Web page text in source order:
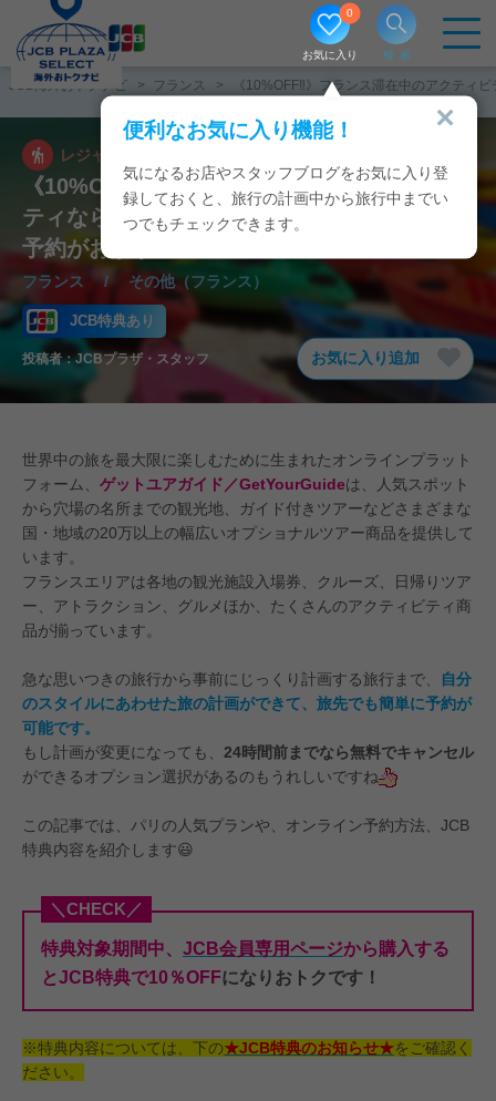
お気に入り
0
便利なお気に入り機能！
気になるお店やスタッフブログをお気に入り登
録しておくと、旅行の計画中から旅行中までい
つでもチェックできます。
検索
JCB海外おトクナビ フランス 《10%OFF‼》フランス滞在中のアクティ
レジャー
《10%OFF‼》フランス滞在中のアクティビ
ティなら「ゲットユアガイド」のオンライン
予約がおすすめ！
フランス / その他（フランス）
JCB特典あり
投稿者：JCBプラザ・スタッフ お気に入り追加
世界中の旅を最大限に楽しむために生まれたオンラインプラット
フォーム、 ゲットユアガイド／GetYourGuideは、人気スポット
から穴場の名所までの観光地、ガイド付きツアーなどさまざまな
国・地域の20万以上の幅広いオプショナルツアー商品を提供して
います。
フランスエリアは各地の観光施設入場券、クルーズ、日帰りツア
ー、アトラクション、グルメほか、たくさんのアクティビティ商
品が揃っています。
急な思いつきの旅行から事前にじっくり計画する旅行まで、
自分
のスタイルにあわせた旅の計画ができて、旅先でも簡単に予約が
可能です。
もし計画が変更になっても
24時間前までなら無料でキャンセル
ができるオプション選択があるのもうれしいですね
この記事では、パリ の人気プランや、オンライン予約方法、JCB
特典内容を紹介します😃
＼CHECK／
特典対象期間中、 JCB会員専用ページから購入する
とJCB特典で10％OFFになりおトクです！
※特典内容については、下の★JCB特典のお知らせ★をご確認く
ださい。